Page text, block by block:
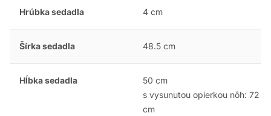
Hrúbka sedadla 4 cm
Šírka sedadla 48.5 cm
Hĺbka sedadla
50 cm
s vysunutou opierkou nôh: 72
cm